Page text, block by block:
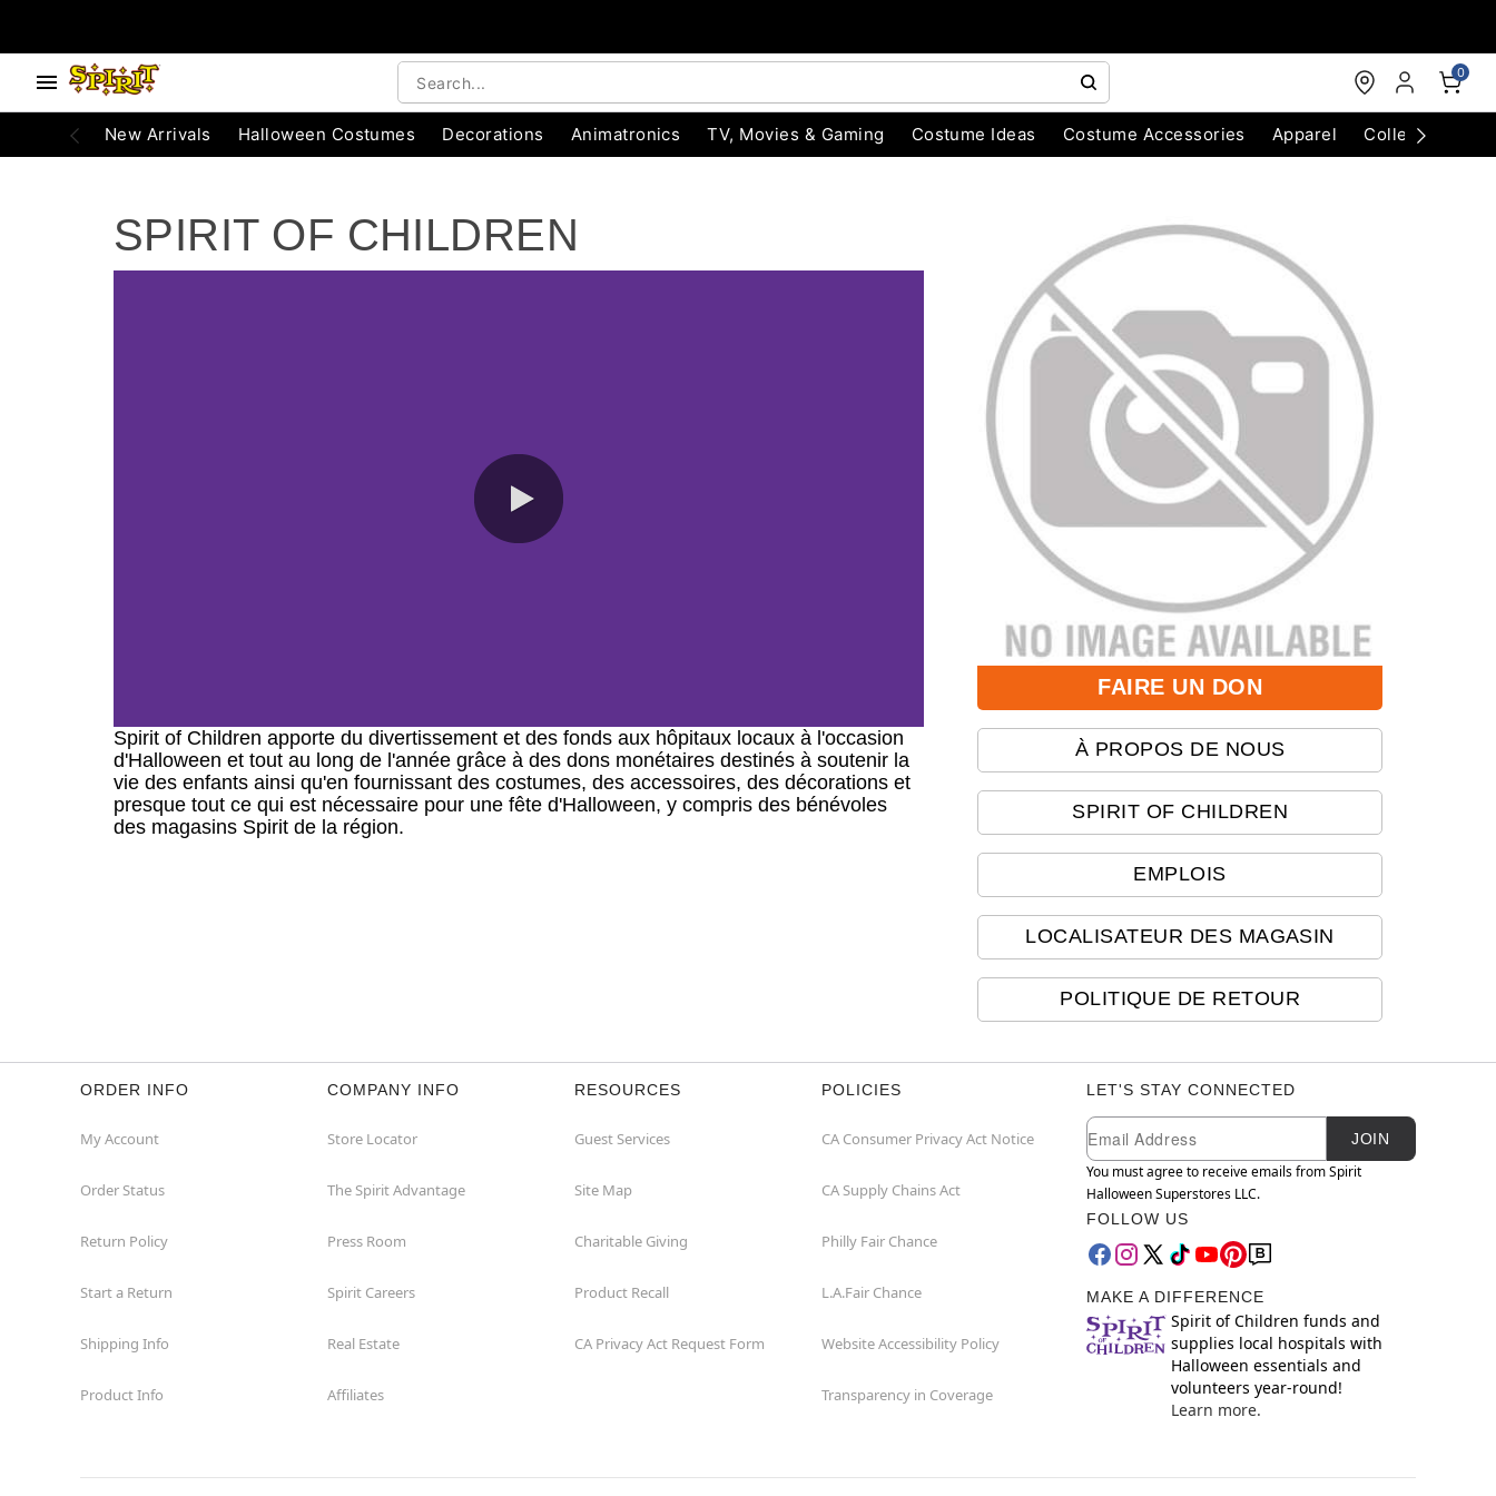
0
New Arrivals Halloween Costumes Decorations Animatronics TV, Movies & Gaming Costume Ideas Costume Accessories Apparel Collectibles
FAIRE UN DON
À PROPOS DE NOUS
SPIRIT OF CHILDREN
EMPLOIS
LOCALISATEUR DES MAGASIN
POLITIQUE DE RETOUR
SPIRIT OF CHILDREN
Spirit of Children apporte du divertissement et des fonds aux hôpitaux locaux à l'occasion
d'Halloween et tout au long de l'année grâce à des dons monétaires destinés à soutenir la
vie des enfants ainsi qu'en fournissant des costumes, des accessoires, des décorations et
presque tout ce qui est nécessaire pour une fête d'Halloween, y compris des bénévoles
des magasins Spirit de la région.
ORDER INFO
My Account
Order Status
Return Policy
Start a Return
Shipping Info
Product Info
COMPANY INFO
Store Locator
The Spirit Advantage
Press Room
Spirit Careers
Real Estate
Affiliates
RESOURCES
Guest Services
Site Map
Charitable Giving
Product Recall
CA Privacy Act Request Form
POLICIES
CA Consumer Privacy Act Notice
CA Supply Chains Act
Philly Fair Chance
L.A.Fair Chance
Website Accessibility Policy
Transparency in Coverage
LET'S STAY CONNECTED
Newsletter Subscription
Email
JOIN
You must agree to receive emails from Spirit
Halloween Superstores LLC.
FOLLOW US
MAKE A DIFFERENCE
Spirit of Children funds and
supplies local hospitals with
Halloween essentials and
volunteers year-round!
Learn more.